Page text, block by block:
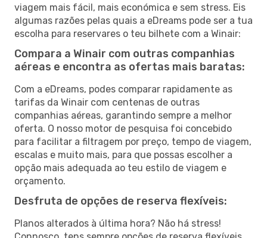
viagem mais fácil, mais económica e sem stress. Eis
algumas razões pelas quais a eDreams pode ser a tua
escolha para reservares o teu bilhete com a Winair:
Compara a Winair com outras companhias
aéreas e encontra as ofertas mais baratas:
Com a eDreams, podes comparar rapidamente as
tarifas da Winair com centenas de outras
companhias aéreas, garantindo sempre a melhor
oferta. O nosso motor de pesquisa foi concebido
para facilitar a filtragem por preço, tempo de viagem,
escalas e muito mais, para que possas escolher a
opção mais adequada ao teu estilo de viagem e
orçamento.
Desfruta de opções de reserva flexíveis:
Planos alterados à última hora? Não há stress!